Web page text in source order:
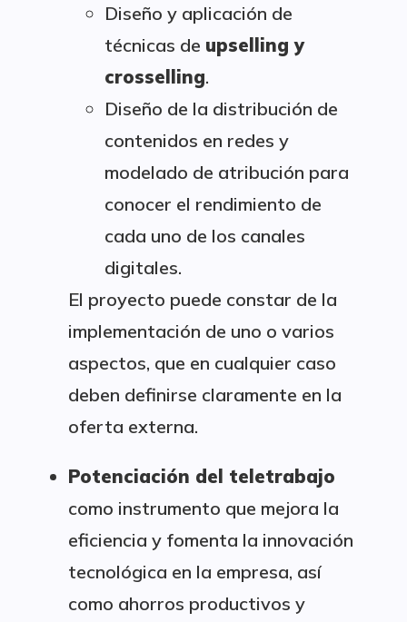
Diseño y aplicación de
técnicas de upselling y
crosselling.
Diseño de la distribución de
contenidos en redes y
modelado de atribución para
conocer el rendimiento de
cada uno de los canales
digitales.
El proyecto puede constar de la
implementación de uno o varios
aspectos, que en cualquier caso
deben definirse claramente en la
oferta externa.
Potenciación del teletrabajo
como instrumento que mejora la
eficiencia y fomenta la innovación
tecnológica en la empresa, así
como ahorros productivos y